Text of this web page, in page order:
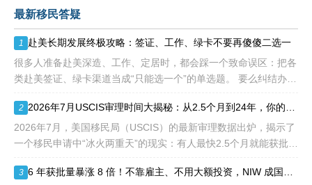
额占全球移民签证配额的
28.6%，即大约4万个移民
签证，都会用于满足"优
先"移民类别的申请。EB1A
不需要雇主支持、不用办理
等的限制，所以也愈来愈受
到中国杰出人才的青睐。
最新移民答疑
1
赴美长期发展终极攻略：签证、工作、绿卡不要再傻傻二选一
很多人准备赴美深造、工作、定居时，都会踩一个致命误区：把各
类赴美签证、绿卡渠道当成“只能选一个”的单选题。 要么纠结办哪
突、白白浪费几年
2
2026年7月，美国移民局（USCIS）的最新审理数据出炉，揭示了
一个移民申请中“冰火两重天”的现实：有人最快2.5个月就能获批，
一
3